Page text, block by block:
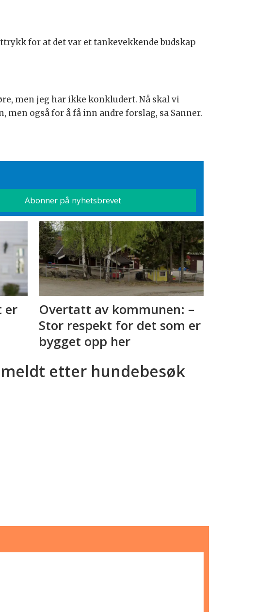
for at det var et tankevekkende budskap
men jeg har ikke konkludert. Nå skal vi
også for å få inn andre forslag, sa Sanner.
er
Overtatt av kommunen: –
Stor respekt for det som er
bygget opp her
etter hundebesøk